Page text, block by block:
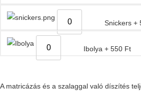
Snickers +
Ibolya + 550 Ft
A matricázás és a szalaggal való díszítés